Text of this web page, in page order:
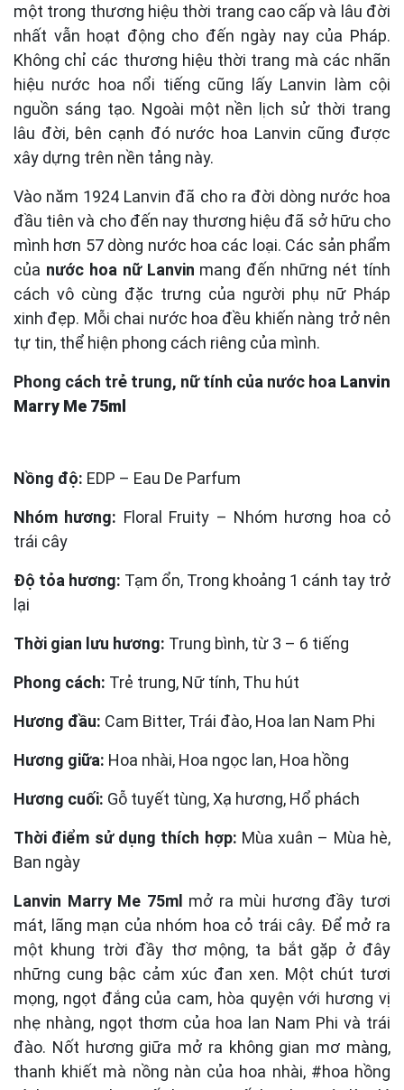
một trong thương hiệu thời trang cao cấp và lâu đời
nhất vẫn hoạt động cho đến ngày nay của Pháp.
Không chỉ các thương hiệu thời trang mà các nhãn
hiệu nước hoa nổi tiếng cũng lấy Lanvin làm cội
nguồn sáng tạo. Ngoài một nền lịch sử thời trang
lâu đời, bên cạnh đó nước hoa Lanvin cũng được
xây dựng trên nền tảng này.
Vào năm 1924 Lanvin đã cho ra đời dòng nước hoa
đầu tiên và cho đến nay thương hiệu đã sở hữu cho
mình hơn 57 dòng nước hoa các loại. Các sản phẩm
của nước hoa nữ Lanvin mang đến những nét tính
cách vô cùng đặc trưng của người phụ nữ Pháp
xinh đẹp. Mỗi chai nước hoa đều khiến nàng trở nên
tự tin, thể hiện phong cách riêng của mình.
Phong cách trẻ trung, nữ tính của nước hoa Lanvin
Marry Me 75ml
Nồng độ: EDP – Eau De Parfum
Nhóm hương: Floral Fruity – Nhóm hương hoa cỏ
trái cây
Độ tỏa hương: Tạm ổn, Trong khoảng 1 cánh tay trở
lại
Thời gian lưu hương: Trung bình, từ 3 – 6 tiếng
Phong cách: Trẻ trung, Nữ tính, Thu hút
Hương đầu: Cam Bitter, Trái đào, Hoa lan Nam Phi
Hương giữa: Hoa nhài, Hoa ngọc lan, Hoa hồng
Hương cuối: Gỗ tuyết tùng, Xạ hương, Hổ phách
Thời điểm sử dụng thích hợp: Mùa xuân – Mùa hè,
Ban ngày
Lanvin Marry Me 75ml mở ra mùi hương đầy tươi
mát, lãng mạn của nhóm hoa cỏ trái cây. Để mở ra
một khung trời đầy thơ mộng, ta bắt gặp ở đây
những cung bậc cảm xúc đan xen. Một chút tươi
mọng, ngọt đắng của cam, hòa quyện với hương vị
nhẹ nhàng, ngọt thơm của hoa lan Nam Phi và trái
đào. Nốt hương giữa mở ra không gian mơ màng,
thanh khiết mà nồng nàn của hoa nhài, #hoa hồng